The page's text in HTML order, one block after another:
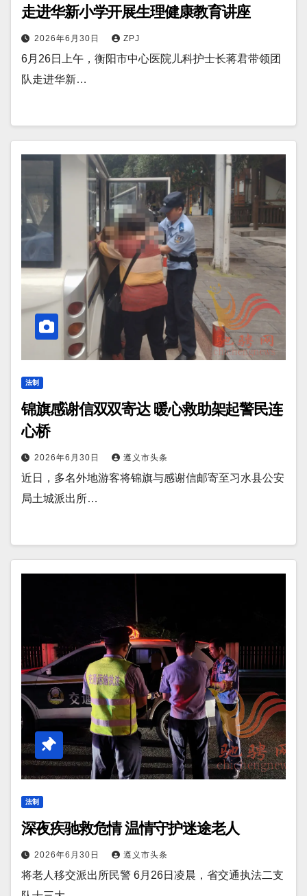
走进华新小学开展生理健康教育讲座
2026年6月30日 ZPJ
6月26日上午，衡阳市中心医院儿科护士长蒋君带领团
队走进华新…
法制
锦旗感谢信双双寄达 暖心救助架起警民连
心桥
2026年6月30日 遵义市头条
近日，多名外地游客将锦旗与感谢信邮寄至习水县公安
局土城派出所…
法制
深夜疾驰救危情 温情守护迷途老人
2026年6月30日 遵义市头条
将老人移交派出所民警 6月26日凌晨，省交通执法二支